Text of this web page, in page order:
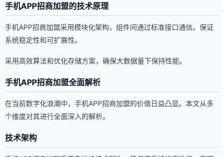
手机APP招商加盟的技术原理
手机APP招商加盟采用模块化架构，组件间通过标准接口通信。保证
系统稳定性和可扩展性。
采用高效算法和优化存储方案，确保大数据量下保持性能。
手机APP招商加盟全面解析
在当前数字化浪潮中，手机APP招商加盟的价值日益凸显。本文从多
个维度对其进行全面深入的解析。
技术架构